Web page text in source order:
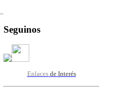
Seguinos
Enlaces de Interés